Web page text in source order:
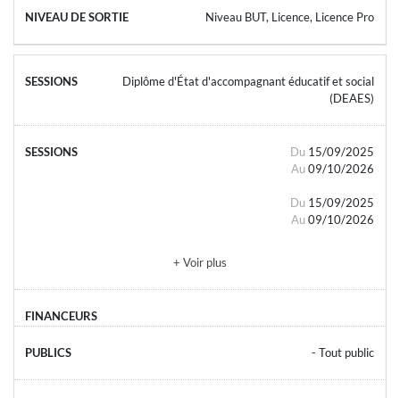
Niveau BUT, Licence, Licence Pro
Diplôme d'État d'accompagnant éducatif et social
(DEAES)
Du 15/09/2025
Au 09/10/2026
Du 15/09/2025
Au 09/10/2026
+ Voir plus
- Tout public